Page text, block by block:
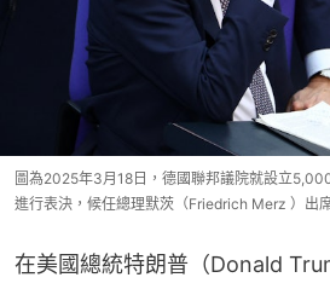
圖為2025年3月18日，德國聯邦議院就設立
進行表決，候任總理默茨（Friedrich Merz ）出
在美國總統特朗普（Donald